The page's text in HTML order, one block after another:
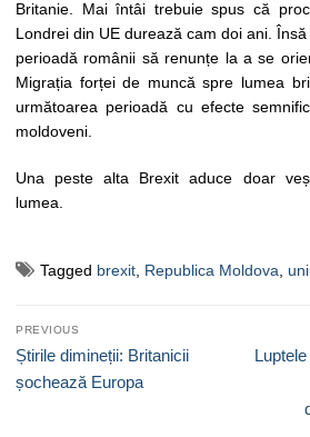
Britanie. Mai întâi trebuie spus că
Londrei din UE durează cam doi ani.
perioadă românii să renunțe la a se
Migrația forței de muncă spre lumea
următoarea perioadă cu efecte
moldoveni.
Una peste alta Brexit aduce doar
lumea.
Tagged brexit, Republica Moldova,
Navigare
în
articole
PREVIOUS
Previous
post:
Știrile dimineții: Britanicii
șochează Europa
Next